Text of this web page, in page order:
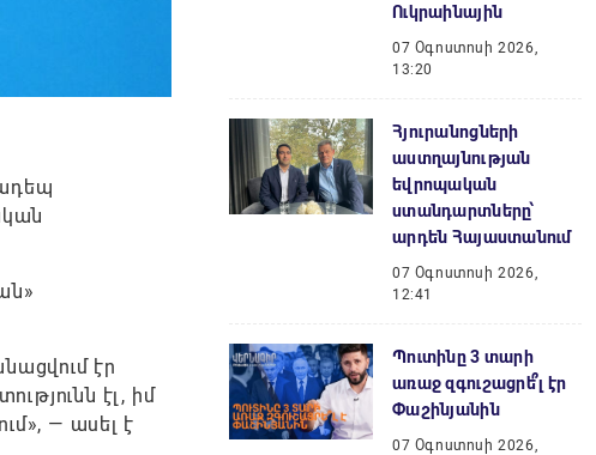
էր
էլ, իմ
— ասել է
Ուկրաինային
07 Օգոստոսի 2026,
13:20
Հյուրանոցների
աստղայնության
եվրոպական
ստանդարտները՝
արդեն Հայաստանում
07 Օգոստոսի 2026,
12:41
Պուտինը 3 տարի
առաջ զգուշացրե՞լ էր
Փաշինյանին
07 Օգոստոսի 2026,